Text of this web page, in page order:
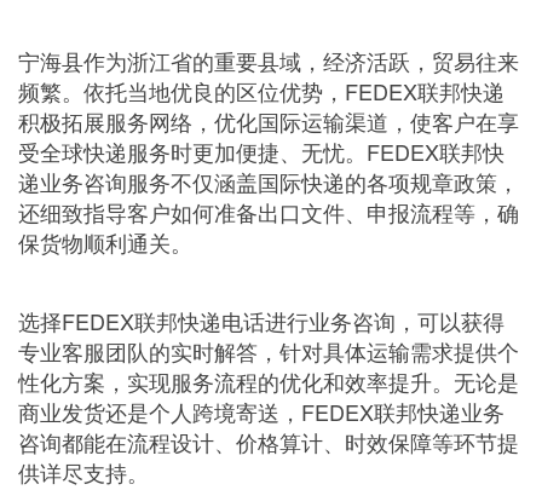
宁海县作为浙江省的重要县域，经济活跃，贸易往来
频繁。依托当地优良的区位优势，FEDEX联邦快递
积极拓展服务网络，优化国际运输渠道，使客户在享
受全球快递服务时更加便捷、无忧。FEDEX联邦快
递业务咨询服务不仅涵盖国际快递的各项规章政策，
还细致指导客户如何准备出口文件、申报流程等，确
保货物顺利通关。
选择FEDEX联邦快递电话进行业务咨询，可以获得
专业客服团队的实时解答，针对具体运输需求提供个
性化方案，实现服务流程的优化和效率提升。无论是
商业发货还是个人跨境寄送，FEDEX联邦快递业务
咨询都能在流程设计、价格算计、时效保障等环节提
供详尽支持。